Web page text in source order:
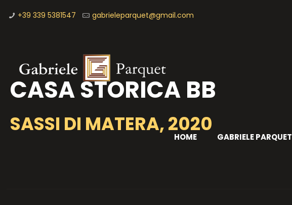
+39 339 5381547 gabrieleparquet@gmail.com
HOME GABRIELE PARQUET
CASA STORICA BB
SASSI DI MATERA, 2020